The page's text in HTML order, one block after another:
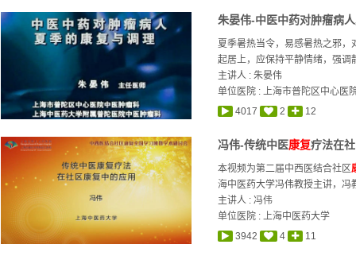
朱晏伟-中医中药对肿瘤病
夏季暑热当令，易感暑热之邪
起居上，应保持平静情绪，强调
主讲人 :朱晏伟
单位医院 : 上海市普陀区中心医
4017
2 12
冯伟-传统中医康复疗法在
本视频为第二届中西医结合社区
海中医药大学冯伟教授主讲，冯
主讲人 :冯伟
单位医院 : 上海中医药大学
3942
4 11